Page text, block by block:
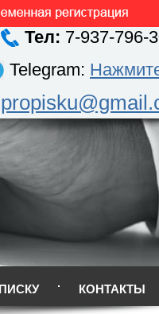
Тел: 7-937-796-
Telegram:
КОНТАКТЫ